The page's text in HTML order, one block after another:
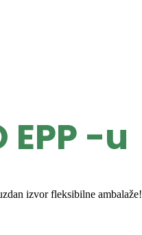
EPP -u
izvor fleksibilne ambalaže!